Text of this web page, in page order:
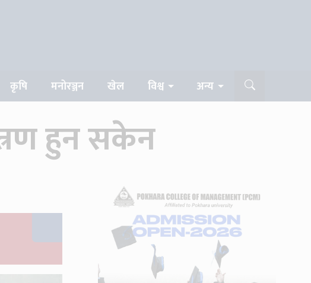
कृषि मनोरञ्जन खेल विश्व अन्य
हुन सकेन